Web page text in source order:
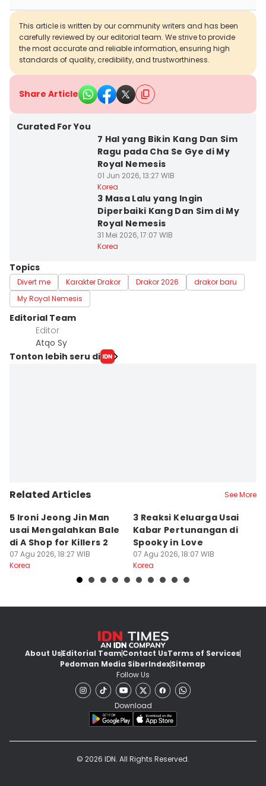
This article is written by our community writers and has been
carefully reviewed by our editorial team. We strive to provide
the most accurate and reliable information, ensuring high
standards of quality, credibility, and trustworthiness.
Share Article
Curated For You
7 Hal yang Bikin Kang Dan Sim
Ragu pada Cha Se Gye di My
Royal Nemesis
01 Jun 2026, 13:27 WIB
Korea
3 Masa Lalu yang Ingin
Diperbaiki Kang Dan Sim di My
Royal Nemesis
31 Mei 2026, 17:07 WIB
Korea
Topics
Divert me Karakter Drakor Drakor 2026
drakor baru
My Royal Nemesis
Editorial Team
Editor
Atqo Sy
Tonton lebih seru di
Related Articles See More
5 Ironi Jeong Jin Man
usai Mengalahkan Bale
di A Shop for Killers 2
07 Agu 2026, 18:27 WIB
Korea
3 Reaksi Keluarga Usai
Kabar Pertunangan di
Spooky in Love
07 Agu 2026, 18:07 WIB
Korea
About UsEditorial TeamContact UsTerms of Services
Pedoman Media SiberIndexSitemap
Follow Us
Download
© 2026 IDN. All Rights Reserved.